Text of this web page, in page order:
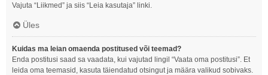
Vajuta “Liikmed” ja siis “Leia kasutaja” linki.
Üles
Kuidas ma leian omaenda postitused või teemad?
Enda postitusi saad sa vaadata, kui vajutad lingil “Vaata oma postitusi”. Et
leida oma teemasid, kasuta täiendatud otsingut ja määra valikud sobivaks.